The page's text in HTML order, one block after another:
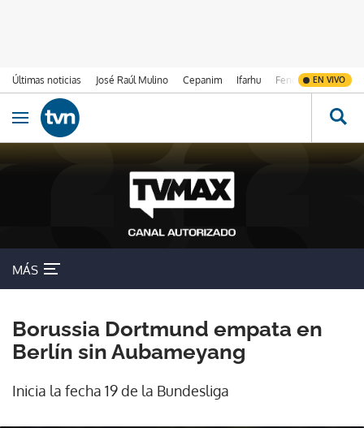
Últimas noticias José Raúl Mulino Cepanim Ifarhu Fenómeno de El
EN VIVO
Ir al contenido
Obrir navegació
MÁS
Borussia Dortmund empata en
Berlín sin Aubameyang
Inicia la fecha 19 de la Bundesliga